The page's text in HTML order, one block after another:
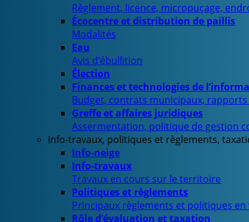
Règlement, licence, micropuçage,
Écocentre et distribution de paillis
Modalités
Eau
Avis d’ébullition
Élection
Finances et technologies de
Budget, contrats municipaux, rapports
Greffe et affaires juridiques
Assermentation, politique de gestion
Info-travaux, politiques et règlements,
Info-neige
Info-travaux
Travaux en cours sur le territoire
Politiques et règlements
Principaux règlements et politiques en
Rôle d’évaluation et taxation